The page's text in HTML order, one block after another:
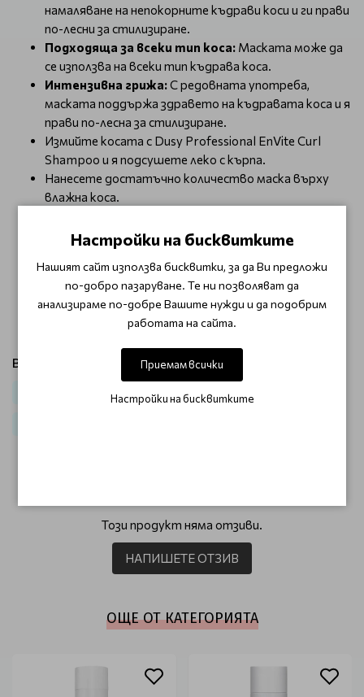
намаляване на непокорните къдрави коси и ги прави
по-лесни за стилизиране.
Подходяща за всеки тип коса: Маската може да
се използва на всеки тип къдрава коса.
Интензивна грижа:С редовната употреба,
маската поддържа здравето на къдравата коса и я
прави по-лесна за стилизиране.
Измийте косата с Dusy Professional EnVite Curl
Shampoo и я подсушете леко с кърпа.
Нанесете достатъчно количество маска върху
влажна коса.
върху къдравите участъци.
Оставете маската да действа за 5 до 10 минути.
Изплакнете обилно с хладка вода.
Стилизирайте къдравите си кичури както
обикновено.
Виж продукти от категория:
Маски за къдрава коса
Този продукт няма отзиви.
НАПИШЕТЕ ОТЗИВ
ОЩЕ ОТ КАТЕГОРИЯТА
Настройки на бисквитките
Нашият сайт използва бисквитки, за да Ви предложи
по-добро пазаруване. Те ни позволяват да
анализираме по-добре Вашите нужди и да подобрим
работата на сайта.
Приемам всички
Настройки на бисквитките